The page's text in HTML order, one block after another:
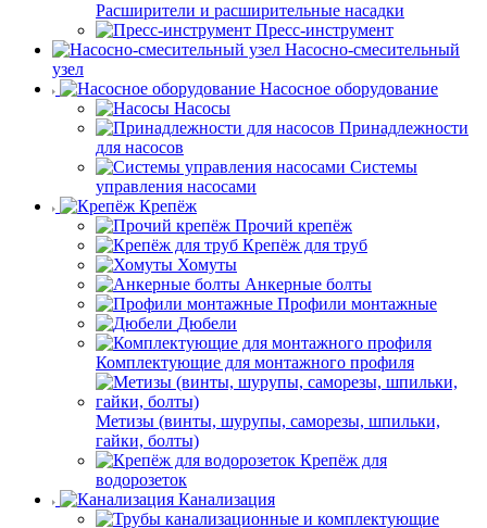
Расширители и расширительные насадки
Пресс-инструмент
Насосно-смесительный
узел
Насосное оборудование
Насосы
Принадлежности
для насосов
Системы
управления насосами
Крепёж
Прочий крепёж
Крепёж для труб
Хомуты
Анкерные болты
Профили монтажные
Дюбели
Комплектующие для монтажного профиля
Метизы (винты, шурупы, саморезы, шпильки,
гайки, болты)
Крепёж для
водорозеток
Канализация